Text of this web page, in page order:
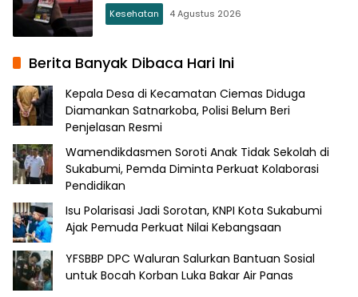
Kesehatan 4 Agustus 2026
Berita Banyak Dibaca Hari Ini
Kepala Desa di Kecamatan Ciemas Diduga
Diamankan Satnarkoba, Polisi Belum Beri
Penjelasan Resmi
Wamendikdasmen Soroti Anak Tidak Sekolah di
Sukabumi, Pemda Diminta Perkuat Kolaborasi
Pendidikan
Isu Polarisasi Jadi Sorotan, KNPI Kota Sukabumi
Ajak Pemuda Perkuat Nilai Kebangsaan
YFSBBP DPC Waluran Salurkan Bantuan Sosial
untuk Bocah Korban Luka Bakar Air Panas